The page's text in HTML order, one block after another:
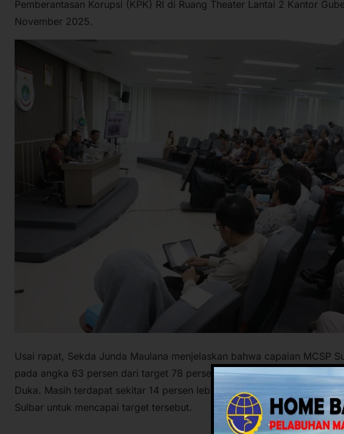
Pemberantasan Korupsi (KPK) RI di Ruang Theater Lantai 2 Kantor
November 2025.
Usai rapat, Sekda Junda Maulana menjelaskan bahwa capaian MCSP
pada angka 63 persen dari target 78 persen yang telah ditetapkan
Duka. Masih terdapat sekitar 14 persen lebih pekerjaan yang harus
Sulbar untuk mencapai target tersebut.